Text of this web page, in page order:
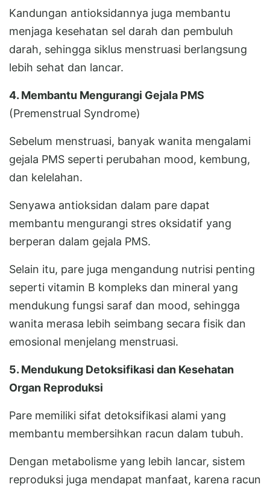
Kandungan antioksidannya juga membantu
menjaga kesehatan sel darah dan pembuluh
darah, sehingga siklus menstruasi berlangsung
lebih sehat dan lancar.
4. Membantu Mengurangi Gejala PMS
(Premenstrual Syndrome)
Sebelum menstruasi, banyak wanita mengalami
gejala PMS seperti perubahan mood, kembung,
dan kelelahan.
Senyawa antioksidan dalam pare dapat
membantu mengurangi stres oksidatif yang
berperan dalam gejala PMS.
Selain itu, pare juga mengandung nutrisi penting
seperti vitamin B kompleks dan mineral yang
mendukung fungsi saraf dan mood, sehingga
wanita merasa lebih seimbang secara fisik dan
emosional menjelang menstruasi.
5. Mendukung Detoksifikasi dan Kesehatan
Organ Reproduksi
Pare memiliki sifat detoksifikasi alami yang
membantu membersihkan racun dalam tubuh.
Dengan metabolisme yang lebih lancar, sistem
reproduksi juga mendapat manfaat, karena racun